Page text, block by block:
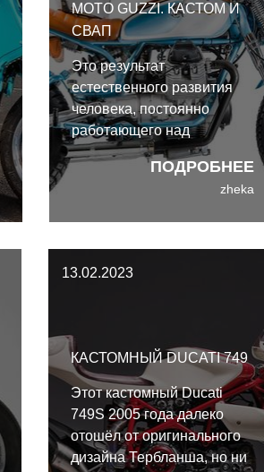
MOTO GUZZI. КАСТОМ И
СВАП
ПОДРОБНЕЕ
Это результат
естественного развития
человека, постоянно
работающего над
совершенствованием
своих навыков
великолепный Moto Guzzi
баллы за крутизну
кастомайзинга.
zheka
13.02.2023
КАСТОМНЫЙ DUCATI 749
Этот кастомный Ducati
749S 2005 года далеко
отошёл от оригинального
дизайна Тербланша, но ни